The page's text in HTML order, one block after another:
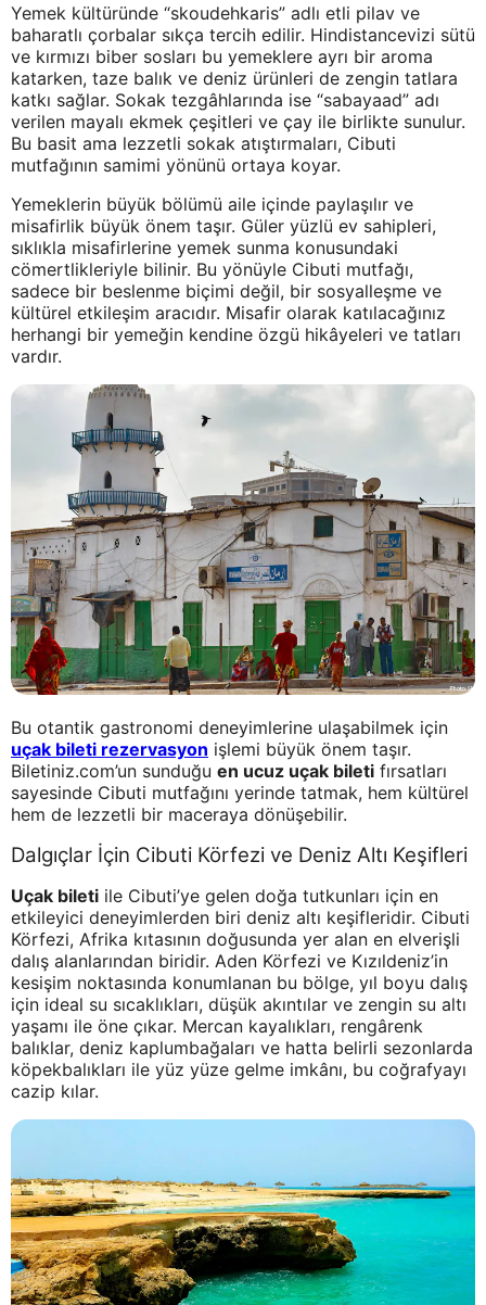
Yemek kültüründe “skoudehkaris” adlı etli pilav ve
baharatlı çorbalar sıkça tercih edilir. Hindistancevizi sütü
ve kırmızı biber sosları bu yemeklere ayrı bir aroma
katarken, taze balık ve deniz ürünleri de zengin tatlara
katkı sağlar. Sokak tezgâhlarında ise “sabayaad” adı
verilen mayalı ekmek çeşitleri ve çay ile birlikte sunulur.
Bu basit ama lezzetli sokak atıştırmaları, Cibuti
mutfağının samimi yönünü ortaya koyar.
Yemeklerin büyük bölümü aile içinde paylaşılır ve
misafirlik büyük önem taşır. Güler yüzlü ev sahipleri,
sıklıkla misafirlerine yemek sunma konusundaki
cömertlikleriyle bilinir. Bu yönüyle Cibuti mutfağı,
sadece bir beslenme biçimi değil, bir sosyalleşme ve
kültürel etkileşim aracıdır. Misafir olarak katılacağınız
herhangi bir yemeğin kendine özgü hikâyeleri ve tatları
vardır.
Bu otantik gastronomi deneyimlerine ulaşabilmek için
uçak bileti rezervasyon işlemi büyük önem taşır.
Biletiniz.com’un sunduğu en ucuz uçak bileti fırsatları
sayesinde Cibuti mutfağını yerinde tatmak, hem kültürel
hem de lezzetli bir maceraya dönüşebilir.
Dalgıçlar İçin Cibuti Körfezi ve Deniz Altı Keşifleri
Uçak bileti ile Cibuti’ye gelen doğa tutkunları için en
etkileyici deneyimlerden biri deniz altı keşifleridir. Cibuti
Körfezi, Afrika kıtasının doğusunda yer alan en elverişli
dalış alanlarından biridir. Aden Körfezi ve Kızıldeniz’in
kesişim noktasında konumlanan bu bölge, yıl boyu dalış
için ideal su sıcaklıkları, düşük akıntılar ve zengin su altı
yaşamı ile öne çıkar. Mercan kayalıkları, rengârenk
balıklar, deniz kaplumbağaları ve hatta belirli sezonlarda
köpekbalıkları ile yüz yüze gelme imkânı, bu coğrafyayı
cazip kılar.